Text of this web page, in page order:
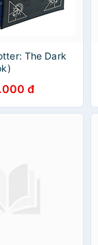
The Dark
đ